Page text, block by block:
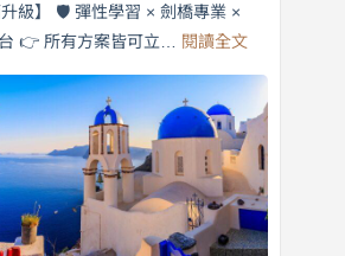
升級】 🛡️ 彈性學習 × 劍橋專業 ×
👉 所有方案皆可立… 閱讀全文:
天
說
英
語！
英
商